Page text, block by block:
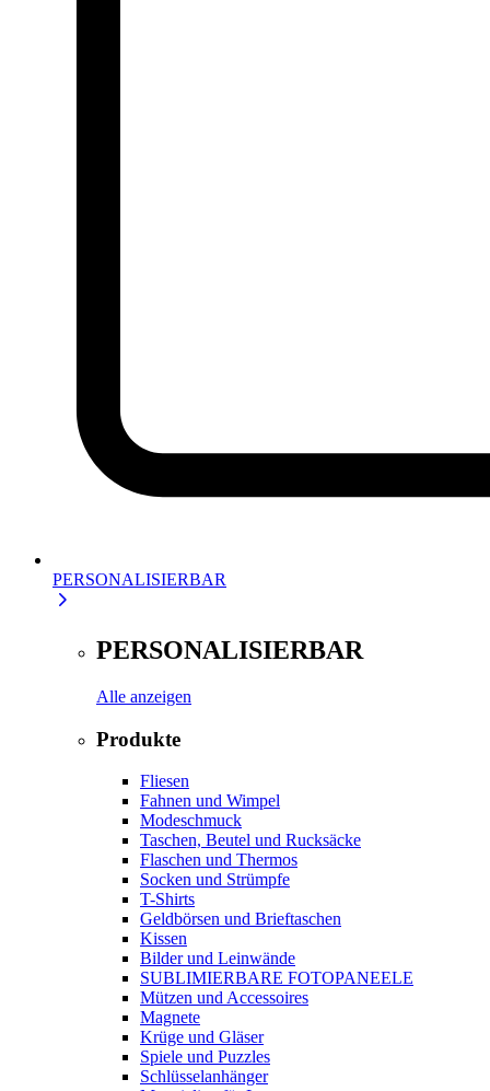
PERSONALISIERBAR
PERSONALISIERBAR
Alle anzeigen
Produkte
Fliesen
Fahnen und Wimpel
Modeschmuck
Taschen, Beutel und Rucksäcke
Flaschen und Thermos
Socken und Strümpfe
T-Shirts
Geldbörsen und Brieftaschen
Kissen
Bilder und Leinwände
SUBLIMIERBARE FOTOPANEELE
Mützen und Accessoires
Magnete
Krüge und Gläser
Spiele und Puzzles
Schlüsselanhänger